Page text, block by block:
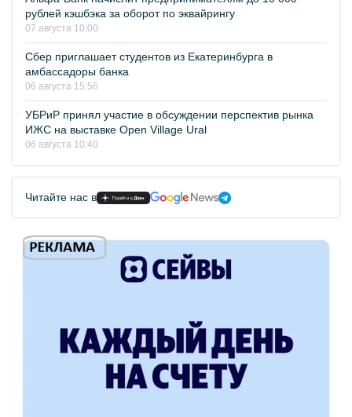
рублей кэшбэка за оборот по эквайрингу
07 августа 10:00
Сбер приглашает студентов из Екатеринбурга в
амбассадоры банка
06 августа 15:56
УБРиР принял участие в обсуждении перспектив рынка
ИЖС на выставке Open Village Ural
06 августа 10:40
Читайте нас в